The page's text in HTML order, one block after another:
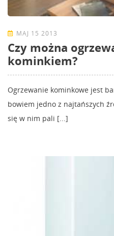
MAJ 15 2013
Czy można
kominkiem?
Ogrzewanie kominkowe jest
bowiem jedno z najtańszych
się w nim pali [...]